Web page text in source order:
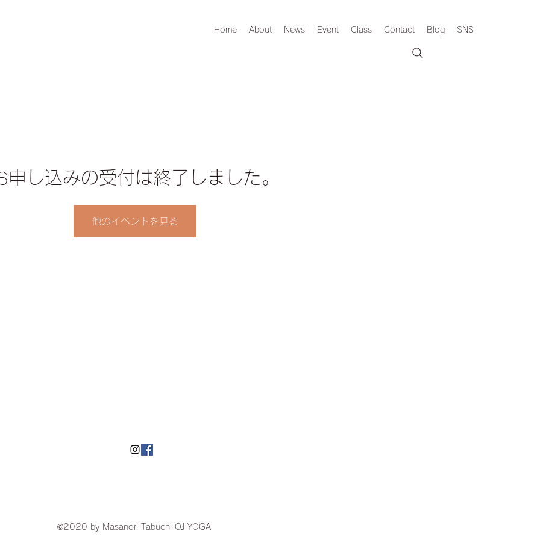
Home About News Event Class Contact Blog SNS
申し込みの受付は終了しました。
他のイベントを見る
©2020 by Masanori Tabuchi OJ YOGA